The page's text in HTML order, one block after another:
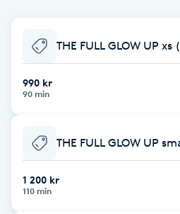
Balayage
Barber
Barnklippning
THE FULL GLOW UP xs
990 kr
90 min
THE FULL GLOW UP
1 200 kr
110 min